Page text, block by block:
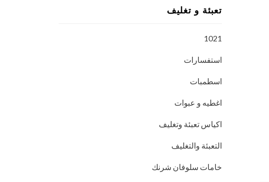
تعبئة و تغليف
1021
استفسارات
اسطمبات
اغطيه و عبوات
اكياس تعبئة وتغليف
التعبئة والتغليف
خامات سلوفان شرنك